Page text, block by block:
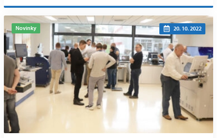
Novinky 20. 10. 2022